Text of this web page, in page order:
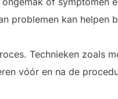
problemen kan helpen
Technieken zoals
vóór en na de